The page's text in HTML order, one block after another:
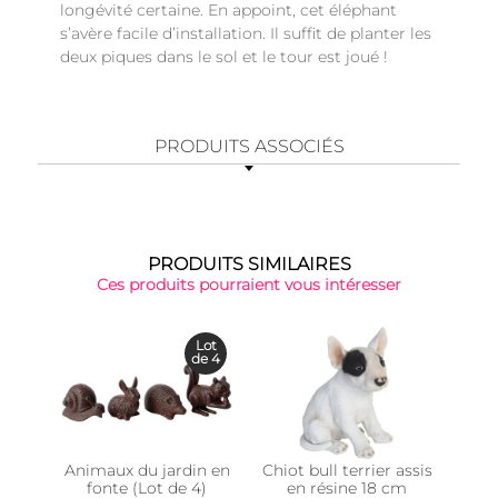
longévité certaine. En appoint, cet éléphant
s’avère facile d’installation. Il suffit de planter les
deux piques dans le sol et le tour est joué !
PRODUITS ASSOCIÉS
PRODUITS SIMILAIRES
Ces produits pourraient vous intéresser
Animaux du jardin en
fonte (Lot de 4)
Lot
de 4
Chiot bull terrier assis
en résine 18 cm